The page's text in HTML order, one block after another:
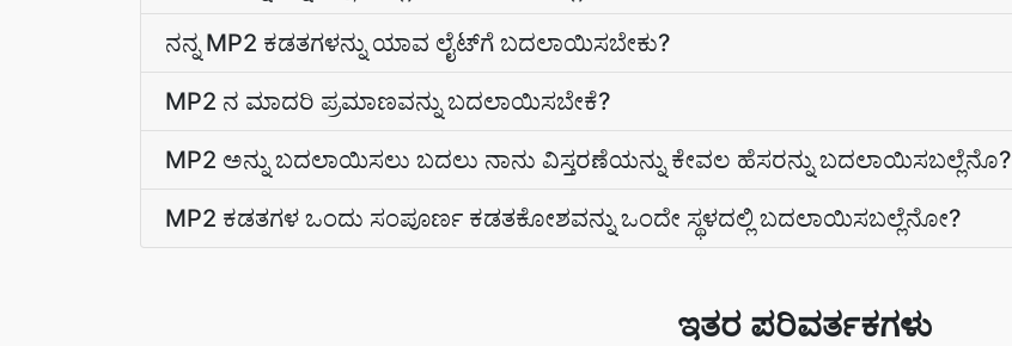
ನನ್ನ MP2 ಕಡತಗಳನ್ನು ಯಾವ ಲೈಟ್‌ಗೆ ಬದಲಾಯಿಸಬೇಕು?
MP2 ನ ಮಾದರಿ ಪ್ರಮಾಣವನ್ನು ಬದಲಾಯಿಸಬೇಕೆ?
MP2 ಅನ್ನು ಬದಲಾಯಿಸಲು ಬದಲು ನಾನು ವಿಸ್ತರಣೆಯನ್ನು ಕೇವಲ ಹೆಸರನ್ನು ಬದಲಾಯಿಸಬಲ್ಲೆನೊ?
MP2 ಕಡತಗಳ ಒಂದು ಸಂಪೂರ್ಣ ಕಡತಕೋಶವನ್ನು ಒಂದೇ ಸ್ಥಳದಲ್ಲಿ ಬದಲಾಯಿಸಬಲ್ಲೆನೋ?
ಇತರ ಪರಿವರ್ತಕಗಳು